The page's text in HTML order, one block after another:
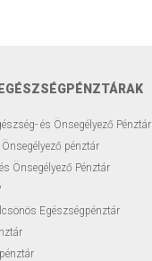
egészség
készülék
és Önsegélyező Pénztár
pénztár
Önsegélyező Pénztár
Egészségpénztár